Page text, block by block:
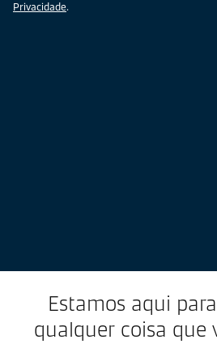
Privacidade.
Estamos aqui
qualquer coisa que